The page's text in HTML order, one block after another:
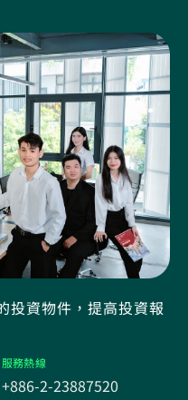
投資物件，提高投資報
服務熱線
+886-2-23887520